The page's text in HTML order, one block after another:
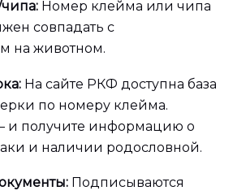
Номер клейма или чипа
совпадать с
на животном.
На сайте РКФ доступна база
по номеру клейма.
и получите информацию о
и наличии родословной.
Подписываются